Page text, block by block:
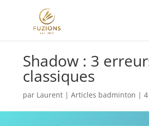
Shadow : 3
classiques
par Laurent| Articles badminton |